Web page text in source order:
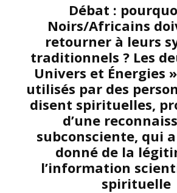
Débat :
Noirs/Africains
retourner à leurs
traditionnels ? Les
Univers et Énergies
utilisés par des
disent spirituelles,
d’une
subconsciente, qui
donné de la
l’information
spirituelle